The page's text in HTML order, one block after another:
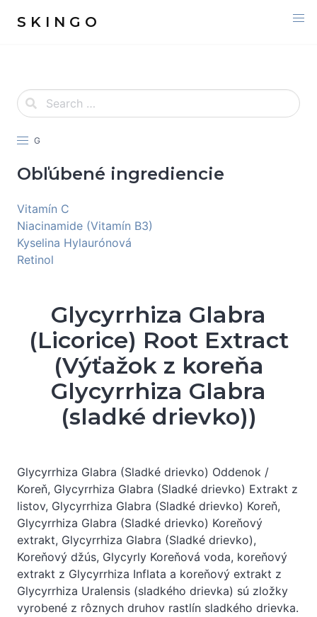
S K I N G O
G
Obľúbené ingrediencie
Vitamín C
Niacinamide (Vitamín B3)
Kyselina Hylaurónová
Retinol
Glycyrrhiza Glabra
(Licorice) Root Extract
(Výťažok z koreňa
Glycyrrhiza Glabra
(sladké drievko))
Glycyrrhiza Glabra (Sladké drievko) Oddenok /
Koreň, Glycyrrhiza Glabra (Sladké drievko) Extrakt z
listov, Glycyrrhiza Glabra (Sladké drievko) Koreň,
Glycyrrhiza Glabra (Sladké drievko) Koreňový
extrakt, Glycyrrhiza Glabra (Sladké drievko),
Koreňový džús, Glycyrly Koreňová voda, koreňový
extrakt z Glycyrrhiza Inflata a koreňový extrakt z
Glycyrrhiza Uralensis (sladkého drievka) sú zložky
vyrobené z rôznych druhov rastlín sladkého drievka.